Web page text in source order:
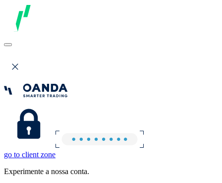
go to client zone
Experimente a nossa conta.